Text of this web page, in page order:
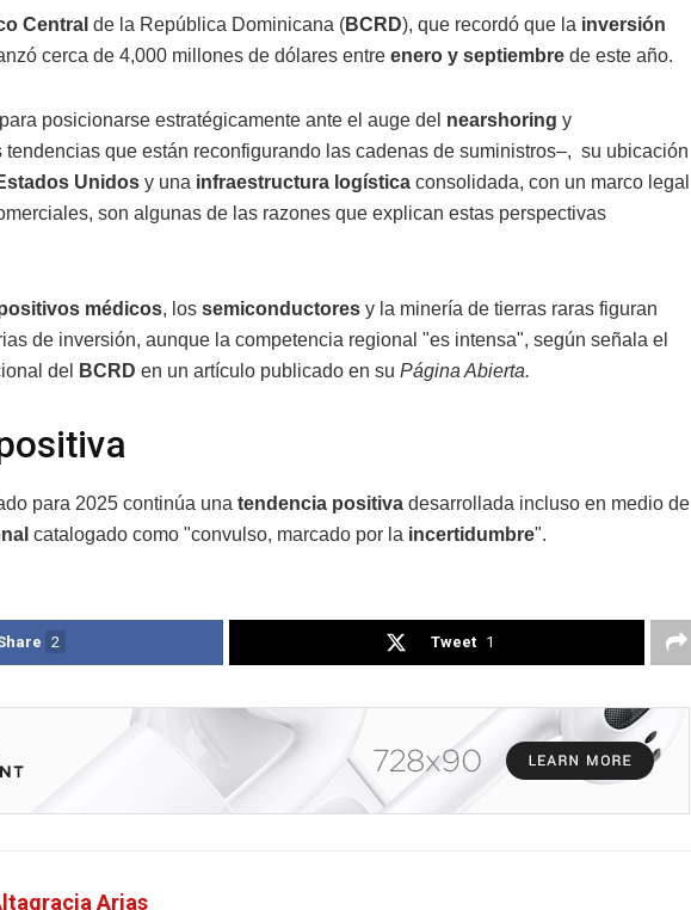
Central de la República Dominicana (BCRD), que recordó que la inversión
cerca de 4,000 millones de dólares entre enero y septiembre de este año.
posicionarse estratégicamente ante el auge del nearshoring y
tendencias que están reconfigurando las cadenas de suministros–, su ubicación
Unidos y una infraestructura logística consolidada, con un marco legal
son algunas de las razones que explican estas perspectivas
médicos, los semiconductores y la minería de tierras raras figuran
de inversión, aunque la competencia regional "es intensa", según señala el
del
BCRD en un artículo publicado en su Página Abierta.
para 2025 continúa una tendencia positiva desarrollada incluso en medio de
catalogado como "convulso, marcado por la incertidumbre".
2 Tweet 1
Arias